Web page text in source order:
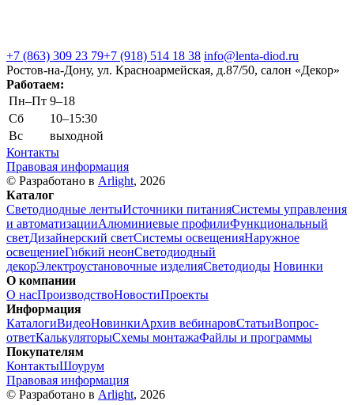
+7 (863) 309 23 79+7 (918) 514 18 38 info@lenta-diod.ru
Ростов-на-Дону, ул. Красноармейская, д.87/50, салон «Декор»
Работаем:
Пн–Пт 9–18
Сб
10–15:30
Вс
выходной
Контакты
Правовая информация
© Разработано в Arlight, 2026
Каталог
Светодиодные лентыИсточники питанияСистемы управления
и автоматизацииАлюминиевые профилиФункциональный
светДизайнерский светСистемы освещенияНаружное
освещениеГибкий неонСветодиодный
декорЭлектроустановочные изделияСветодиоды Новинки
О компании
О насПроизводствоНовостиПроекты
Информация
КаталогиВидеоНовинкиАрхив вебинаровСтатьиВопрос-
ответКалькуляторыСхемы монтажаФайлы и программы
Покупателям
КонтактыШоурум
Правовая информация
© Разработано в Arlight, 2026